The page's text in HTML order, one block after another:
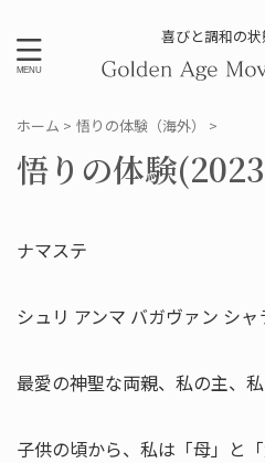
喜びと調和の
ホーム > 悟りの体験（海外） >
悟りの体験
ナマステ
シュリ アンマ バガヴァン シャ
最愛の神聖な両親、私の主、私
子供の頃から、私は「母」と